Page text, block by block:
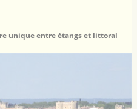
unique entre étangs et littoral